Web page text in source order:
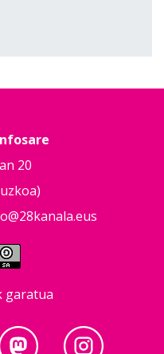
20
garatua